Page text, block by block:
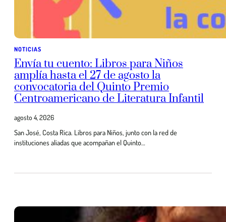
NOTICIAS
Envía tu cuento: Libros para Niños
amplía hasta el 27 de agosto la
convocatoria del Quinto Premio
Centroamericano de Literatura Infantil
agosto 4, 2026
San José, Costa Rica. Libros para Niños, junto con la red de
instituciones aliadas que acompañan el Quinto…